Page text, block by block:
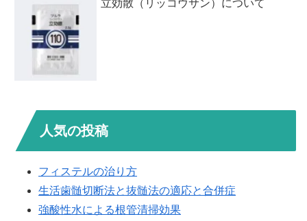
立効散（リッコウサン）について
人気の投稿
フィステルの治り方
生活歯髄切断法と抜髄法の適応と合併症
強酸性水による根管清掃効果